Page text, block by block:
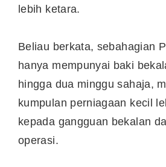
lebih ketara.
Beliau berkata, sebahagian
hanya mempunyai baki
hingga dua minggu sahaja,
kumpulan perniagaan kecil
kepada gangguan bekalan
operasi.